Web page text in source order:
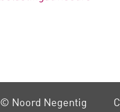
© Noord Negentig